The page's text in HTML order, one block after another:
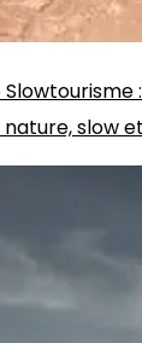
Slowtourisme:
nature, slow